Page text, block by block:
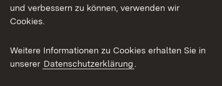
Facebook
X / Twitter
Youtube
und verbessern zu können, verwenden wir
Cookies.
Weitere Informationen zu Cookies erhalten Sie in
unserer Datenschutzerklärung.